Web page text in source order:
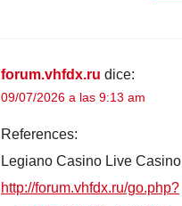
forum.vhfdx.ru dice:
09/07/2026 a las 9:13 am
References:
Legiano Casino Live Casino
http://forum.vhfdx.ru/go.php?